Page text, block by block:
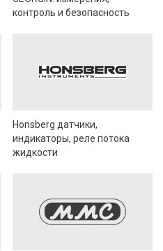
контроль и безопасность
Honsberg датчики,
индикаторы, реле потока
жидкости